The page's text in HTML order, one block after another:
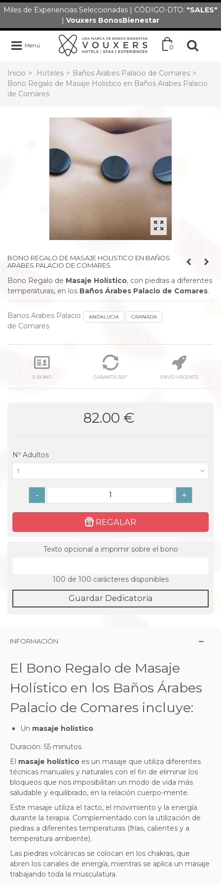
Miles de Experiencias Seleccionadas | CÓDIGO-DTO: "SALES"
| Vouxers BonosBienestar
Menú 0
Inicio > Hoteles > Baños Arabes Palacio de Comares >
Bono Regalo de Masaje Holistico en Baños Arabes Palacio
de Comares
BONO REGALO DE MASAJE HOLISTICO EN BAÑOS
ARABES PALACIO DE COMARES
Bono Regalo de Masaje Holístico, con piedras a diferentes
temperaturas, en los Baños Árabes Palacio de Comares.
Banos Arabes Palacio
de Comares
ANDALUCIA GRANADA
E-BONO GARANTÍA 360º ENVÍO URGENTE
82.00 €
Nº Adultos
1
- +
REGALAR
Texto opcional a imprimir sobre el bono
100 de 100 carácteres disponibles
Guardar Dedicatoria
INFORMACIÓN
El Bono Regalo de Masaje
Holístico en los Baños Árabes
Palacio de Comares incluye:
Un masaje holístico.
Duración: 55 minutos.
El masaje holístico es un masaje que utiliza diferentes
técnicas manuales y naturales con el fin de eliminar los
bloqueos que nos imposibilitan un modo de vida más
saludable y equilibrado, en la relación cuerpo-mente.
Este masaje utiliza el tacto, el movimiento y la energía
durante la terapia. Complementado con la utilización de
piedras a diferentes temperaturas (frías, calientes y a
temperatura ambiente).
Las piedras volcánicas se colocan en los chakras, que
abren los canales de energía, mientras se aplica un masaje
trabajando toda la musculatura.